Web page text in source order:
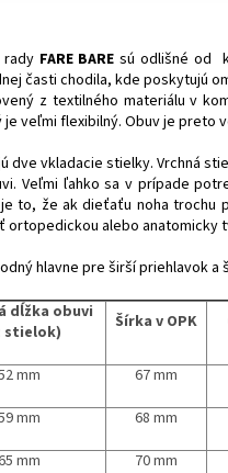
FARE BARE sú odlišné od
časti chodila, kde poskytujú
z textilného materiálu v
veľmi flexibilný. Obuv je preto
dve vkladacie stielky.
Veľmi ľahko sa v prípade
to, že ak dieťaťu noha
ortopedickou alebo anatomicky
hlavne pre širší priehlavok a
dĺžka obuvi
stielok)
Šírka v OPK
mm 67 mm
mm 68 mm
mm 70 mm